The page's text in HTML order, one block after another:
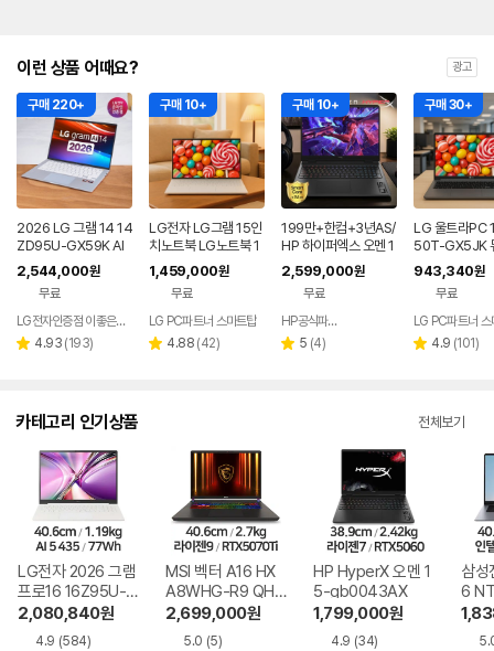
이런 상품 어때요? 광고
구매 220+
2026 LG 그램 14 14
ZD95U-GX59K AI
노트북 AMD 라이젠5
32GB 초경량
2,544,000원
무료
LG전자인증점 이좋은세상
별 4.93 리
(193)
구매 10+
LG전자 LG그램 15인
치노트북 LG노트북 1
6GB/256GB 가성비
노트북
1,459,000원
무료
LG PC파트너 스마트탑
별 4.88 리
(42)
구매 10+
199만+한컴+3년AS/
HP 하이퍼엑스 오멘 1
6 AI7 450 RTX506
0 게이밍 노트북
2,599,000원
무료
HP공식파트너 이텍컴퓨터
별 5 리
(4)
구매 30+
LG 울트라PC
50T-GX5JK
PC 8G 256G
노트북
943,340원
무료
LG PC파트너 스
별 4.9 리
(101)
카테고리 인기상품 전체보기
LG전자 2026 그램
프로16 16Z95U-G
S5WK
2,080,840원
4.9 (584)
MSI 벡터 A16 HX
A8WHG-R9 QHD
+
2,699,000원
5.0 (5)
HP HyperX 오멘 1
5-gb0043AX
1,799,000원
4.9 (34)
삼성
6
A